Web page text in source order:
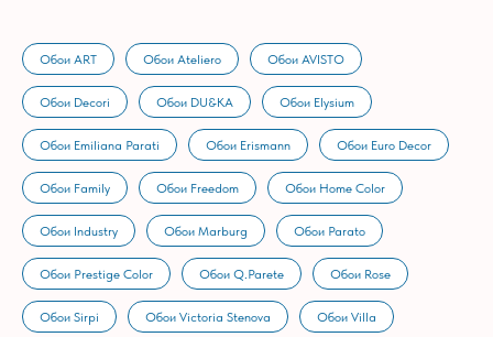
Обои ART Обои Ateliero Обои AVISTO
Обои Decori Обои DU&KA Обои Elysium
Обои Emiliana Parati Обои Erismann Обои Euro Decor
Обои Family Обои Freedom Обои Home Color
Обои Industry Обои Marburg Обои Parato
Обои Prestige Color Обои Q.Parete Обои Rose
Обои Sirpi Обои Victoria Stenova Обои Villa